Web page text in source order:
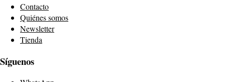
Contacto
Quiénes somos
Newsletter
Tienda
Síguenos